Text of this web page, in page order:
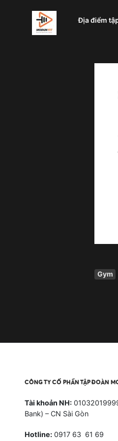
Địa điểm
Gym
CÔNG TY CỔ PHẦN TẬP ĐOÀN
Tài khoản NH:
Bank) – CN Sài Gòn
Hotline: 0917 63 61 69